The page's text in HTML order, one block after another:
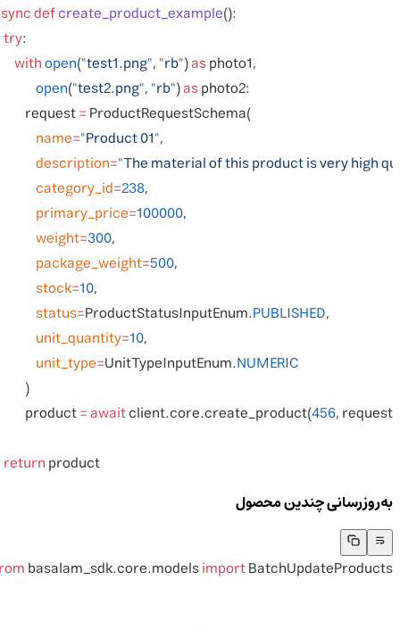
async def create_product_example():
    try
        with
open("test1.png", "rb") as photo1,
                open
("test2.png", "rb") as photo2:
            request
= ProductRequestSchema(
                name
="Product 01"
                description
="The material of this product is very high
                category_id
=238
                primary_price
=100000
                weight
=300
                package_weight
=500
                stock
=10
                status
=ProductStatusInputEnum.PUBLISHED
                unit_quantity
=10
                unit_type
=UnitTypeInputEnum.NUMERIC
            )
            product
= await client.core.create_product(456,
    return
product
به‌روزرسانی چندین محصول
from basalam_sdk.core.models import